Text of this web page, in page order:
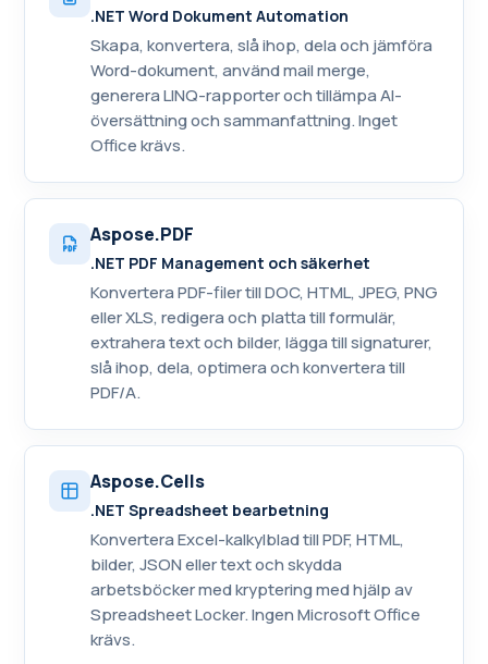
.NET Word Dokument Automation
Skapa, konvertera, slå ihop, dela och jämföra
Word-dokument, använd mail merge,
generera LINQ-rapporter och tillämpa AI-
översättning och sammanfattning. Inget
Office krävs.
Aspose.PDF
.NET PDF Management och säkerhet
Konvertera PDF-filer till DOC, HTML, JPEG, PNG
eller XLS, redigera och platta till formulär,
extrahera text och bilder, lägga till signaturer,
slå ihop, dela, optimera och konvertera till
PDF/A.
Aspose.Cells
.NET Spreadsheet bearbetning
Konvertera Excel-kalkylblad till PDF, HTML,
bilder, JSON eller text och skydda
arbetsböcker med kryptering med hjälp av
Spreadsheet Locker. Ingen Microsoft Office
krävs.